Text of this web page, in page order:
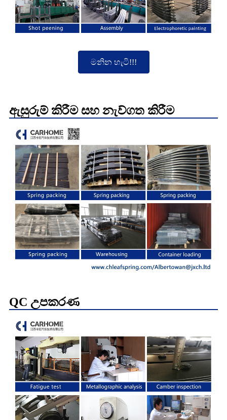
මනින හැටි!!!
ඇසුරුම් කිරීම සහ නැව්ගත කිරීම
QC උපකරණ